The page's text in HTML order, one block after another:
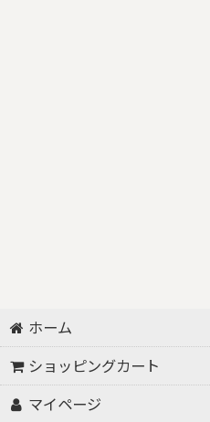
ホーム
ショッピングカート
マイページ